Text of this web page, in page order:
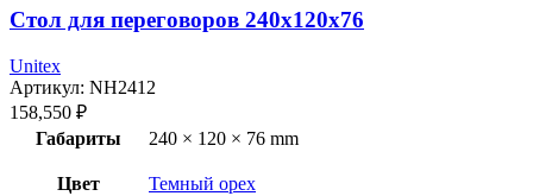
Стол для переговоров 240x120x76
Unitex
Артикул: NH2412
158,550 ₽
Габариты
240 × 120 × 76 mm
Цвет Темный орех